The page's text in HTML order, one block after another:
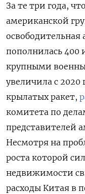
За те три года,
американской
пополнилась 400
крупными
увеличила с 2020
крылатых ракет,
комитета по
представителей
Несмотря на
роста которой
недвижимости
расходы Китая в